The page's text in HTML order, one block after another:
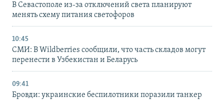
В Севастополе из-за отключений света планируют
менять схему питания светофоров
10:45
СМИ: В Wildberries сообщили, что часть складов могут
перенести в Узбекистан и Беларусь
09:41
Бровди: украинские беспилотники поразили танкер